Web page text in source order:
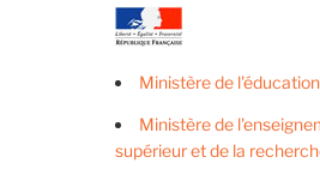
Ministère de
Ministère de
supérieur et de la